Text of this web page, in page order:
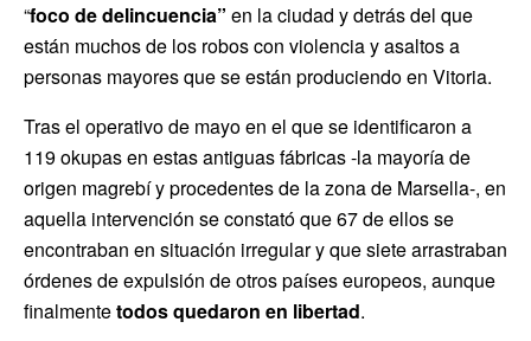
“foco de delincuencia” en la ciudad y detrás del que
están muchos de los robos con violencia y asaltos a
personas mayores que se están produciendo en Vitoria.
Tras el operativo de mayo en el que se identificaron a
119 okupas en estas antiguas fábricas -la mayoría de
origen magrebí y procedentes de la zona de Marsella-, en
aquella intervención se constató que 67 de ellos se
encontraban en situación irregular y que siete arrastraban
órdenes de expulsión de otros países europeos, aunque
finalmentetodos quedaron en libertad.